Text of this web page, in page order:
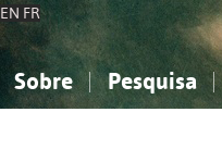
EN FR
Sobre Pesquisa